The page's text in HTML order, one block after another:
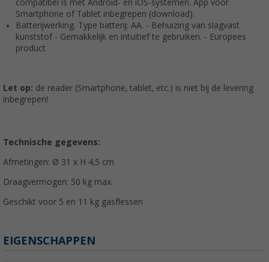
compatibel is met Android- en iOS-systemen. App voor
Smartphone of Tablet inbegrepen (download).
Batterijwerking. Type batterij: AA. - Behuizing van slagvast
kunststof - Gemakkelijk en intuïtief te gebruiken. - Europees
product
Let op: de reader (Smartphone, tablet, etc.) is niet bij de levering
inbegrepen!
Technische gegevens:
Afmetingen: Ø 31 x H 4,5 cm
Draagvermogen: 50 kg max.
Geschikt voor 5 en 11 kg gasflessen
EIGENSCHAPPEN